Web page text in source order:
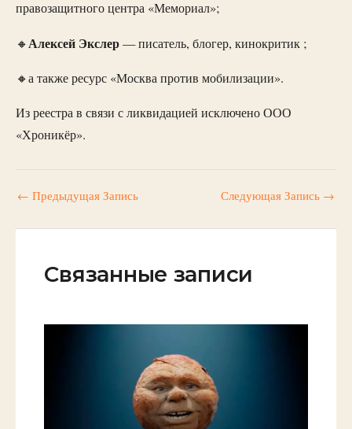
правозащитного центра «Мемориал»;
🔸Алексей Экслер— писатель, блогер, кинокритик ;
🔸а также ресурс «Москва против мобилизации».
Из реестра в связи с ликвидацией исключено ООО
«Хроникёр».
← Предыдущая Запись Следующая Запись →
Связанные записи